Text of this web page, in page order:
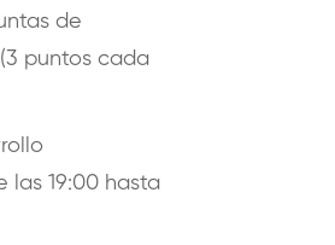
de
puntos cada
las 19:00 hasta